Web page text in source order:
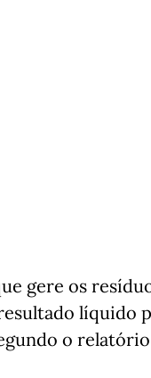
gere os
líquido
o